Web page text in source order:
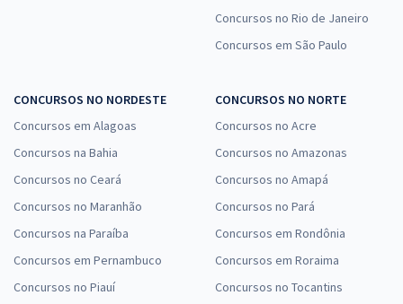
Concursos no Rio de Janeiro
Concursos em São Paulo
CONCURSOS NO NORDESTE
Concursos em Alagoas
Concursos na Bahia
Concursos no Ceará
Concursos no Maranhão
Concursos na Paraíba
Concursos em Pernambuco
Concursos no Piauí
CONCURSOS NO NORTE
Concursos no Acre
Concursos no Amazonas
Concursos no Amapá
Concursos no Pará
Concursos em Rondônia
Concursos em Roraima
Concursos no Tocantins